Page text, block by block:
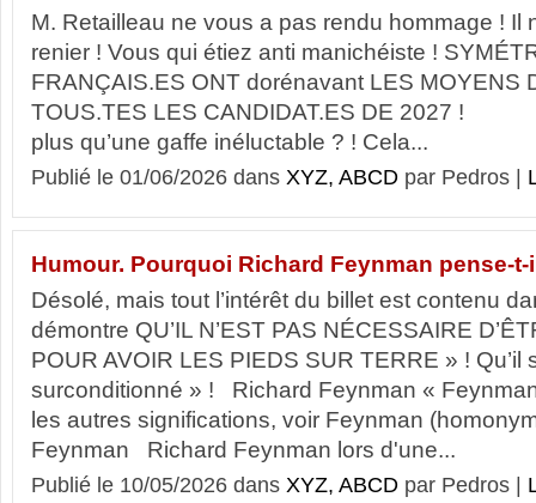
M. Retailleau ne vous a pas rendu hommage ! Il
renier ! Vous qui étiez anti manichéiste !
FRANÇAIS.ES ONT dorénavant LES MOYENS
TOUS.TES LES CANDIDAT.ES DE
plus qu’une gaffe inéluctable ? ! Cela...
Publié le 01/06/2026 dans XYZ, ABCD par Pedros |
Humour. Pourquoi Richard Feynman pense-
Désolé, mais tout l’intérêt du billet est contenu
démontre QU’IL N’EST PAS NÉCESSAIRE
POUR AVOIR LES PIEDS SUR TERRE » ! Qu’il
surconditionné » ! Richard Feynman «
les autres significations, voir Feynman
Feynman Richard Feynman lors d'une...
Publié le 10/05/2026 dans XYZ, ABCD par Pedros |